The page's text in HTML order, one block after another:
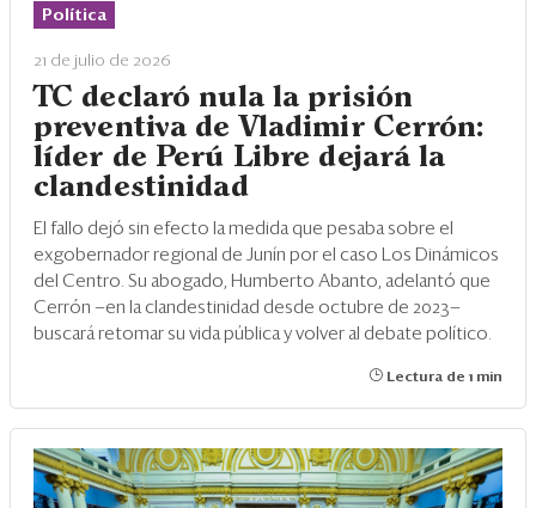
Blogs
Ranking CEO
Edición Impresa
Política
21 de julio de 2026
TC declaró nula la prisión
preventiva de Vladimir Cerrón:
líder de Perú Libre dejará la
clandestinidad
El fallo dejó sin efecto la medida que pesaba sobre el
exgobernador regional de Junín por el caso Los Dinámicos
del Centro. Su abogado, Humberto Abanto, adelantó que
Cerrón —en la clandestinidad desde octubre de 2023—
buscará retomar su vida pública y volver al debate político.
Lectura de 1 min